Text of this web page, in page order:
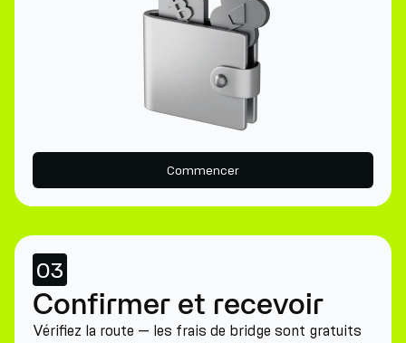
Commencer
03
Confirmer et recevoir
Vérifiez la route — les frais de bridge sont gratuits